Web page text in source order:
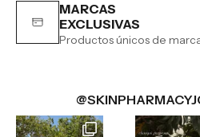
MARCAS
EXCLUSIVAS
Productos únicos de